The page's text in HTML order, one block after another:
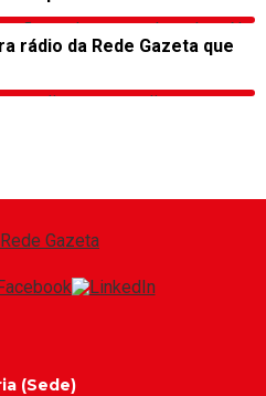
não podemseralteradas. No
desenvolvidasparadiferentes
para oseu negócio.
rádio da Rede Gazeta que
avaliamos suas
(Sede)